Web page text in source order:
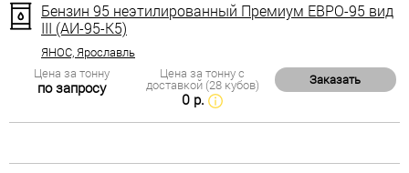
Бензин 95 неэтилированный Премиум ЕВРО-95 вид
III (АИ-95-К5)
ЯНОС, Ярославль
Цена за тонну
по запросу
Цена за тонну с
доставкой (28 кубов)
0 р.
Заказать